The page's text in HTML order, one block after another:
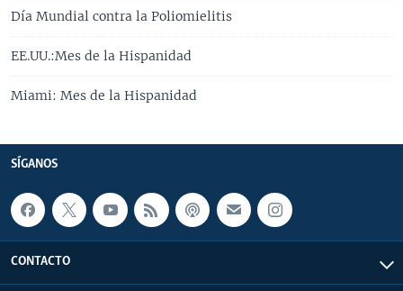
Día Mundial contra la Poliomielitis
EE.UU.:Mes de la Hispanidad
Miami: Mes de la Hispanidad
SÍGANOS
CONTACTO